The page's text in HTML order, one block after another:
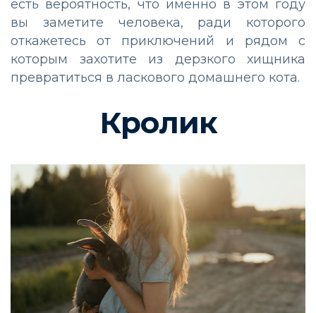
есть вероятность, что именно в этом году
вы заметите человека, ради которого
откажетесь от приключений и рядом с
которым захотите из дерзкого хищника
превратиться в ласкового домашнего кота.
Кролик